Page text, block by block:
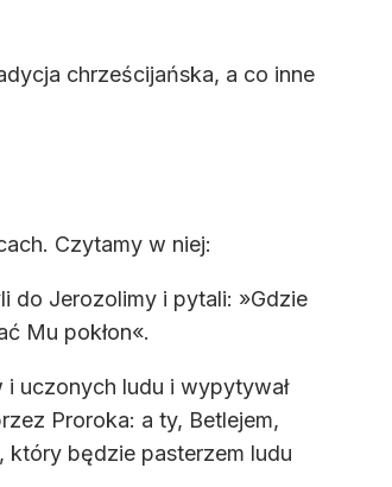
chrześcijańska, a co inne
Czytamy w niej:
do Jerozolimy i pytali: »Gdzie
Mu pokłon«.
i uczonych ludu i wypytywał
Proroka: a ty, Betlejem,
który będzie pasterzem ludu